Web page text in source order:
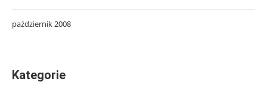
październik 2008
Kategorie